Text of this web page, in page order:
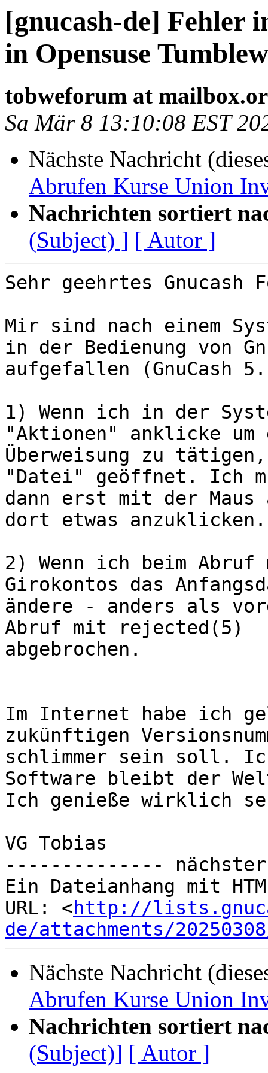
[gnucash-de] Fehler
in Opensuse
tobweforum at
Sa Mär 8 13:10:08 EST
Nächste Nachricht
Abrufen Kurse Union
Nachrichten sortiert
(Subject) ] [ Autor ]
Sehr geehrtes Gnucash
Mir sind nach einem
in der Bedienung von
aufgefallen (GnuCash
1) Wenn ich in der
"Aktionen" anklicke
Überweisung zu
"Datei" geöffnet. Ich
dann erst mit der
dort etwas anzuklicken.
2) Wenn ich beim Abruf
Girokontos das
ändere - anders als
Abruf mit rejected(5)
abgebrochen.
Im Internet habe ich
zukünftigen
schlimmer sein soll.
Software bleibt der
Ich genieße wirklich
VG Tobias
--------------
Ein Dateianhang mit
URL: <http://
de/attachments/
Nächste Nachricht
Abrufen Kurse Union
Nachrichten sortiert
(Subject)] [ Autor ]